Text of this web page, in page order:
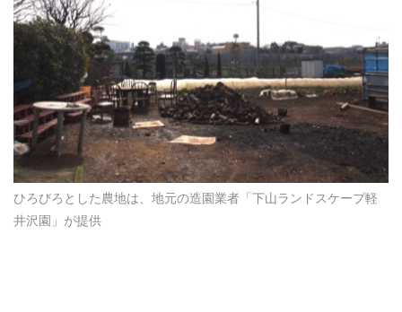
ひろびろとした農地は、地元の造園業者「下山ランドスケープ軽
井沢園」が提供